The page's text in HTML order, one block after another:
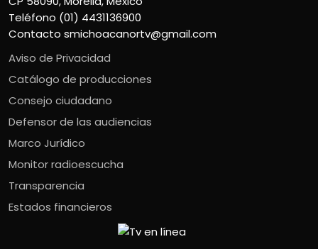
Teléfono (01) 4431136900
Contacto smichoacanortv@gmail.com
Aviso de Privacidad
Catálogo de producciones
Consejo ciudadano
Defensor de las audiencias
Marco Jurídico
Monitor radioescucha
Transparencia
Estados financieros